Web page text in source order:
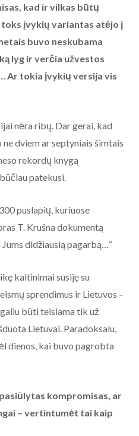
kad ir vilkas būtų
toks įvykių variantas atėjo į
buvo neskubama
lyg ir verčia užvestos
Ar tokia įvykių versija vis
nėra ribų. Dar gerai, kad
dviem ar septyniais šimtais
rekordų knygą
patekusi.
puslapių, kuriuose
T. Krušna dokumentą
didžiausią pagarbą…“
kaltinimai susiję su
sprendimus ir Lietuvos –
būti teisiama tik už
Lietuvai. Paradoksalu,
dienos, kai buvo pagrobta
kompromisas, ar
– vertintumėt tai kaip